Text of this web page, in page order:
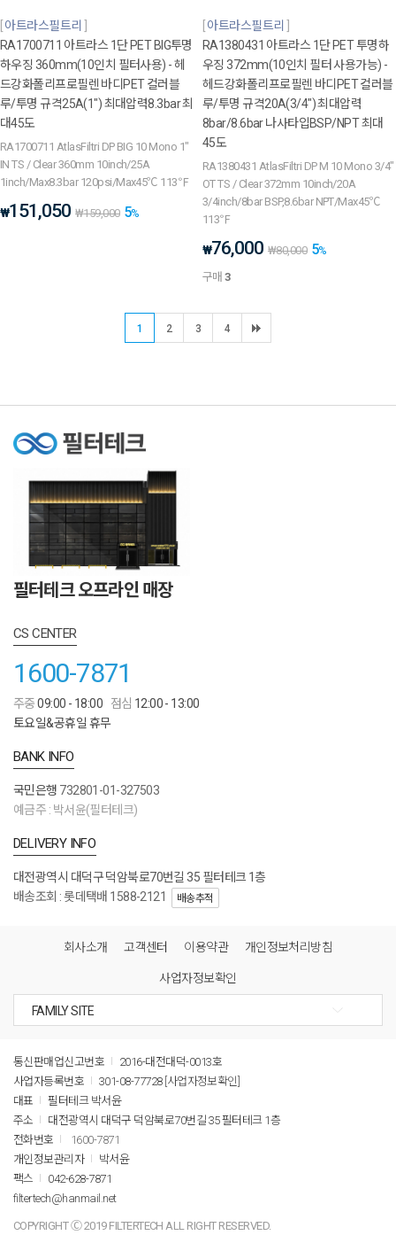
아트라스필트리
RA1700711 아트라스 1단 PET BIG투명
하우징 360mm(10인치 필터사용) - 헤
드강화폴리프로필렌 바디PET 컬러블
루/투명 규격25A(1") 최대압력8.3bar 최
대45도
RA1700711 AtlasFiltri DP BIG 10 Mono 1"
IN TS / Clear 360mm 10inch/25A
1inch/Max8.3bar 120psi/Max45℃ 113℉
₩151,050 ₩159,000 5%
아트라스필트리
RA1380431 아트라스 1단 PET 투명하
우징 372mm(10인치 필터 사용가능) -
헤드강화폴리프로필렌 바디PET 컬러블
루/투명 규격20A(3/4") 최대압력
8bar/8.6bar 나사타입BSP/NPT 최대
45도
RA1380431 AtlasFiltri DP M 10 Mono 3/4"
OT TS / Clear 372mm 10inch/20A
3/4inch/8bar BSP,8.6bar NPT/Max45℃
113℉
₩76,000 ₩80,000 5%
구매3
1 2 3 4
필터테크 오프라인 매장
CS CENTER
1600-7871
주중09:00 - 18:00 점심 12:00 - 13:00
토요일&공휴일 휴무
BANK INFO
국민은행 732801-01-327503
예금주 : 박서윤(필터테크)
DELIVERY INFO
대전광역시 대덕구 덕암북로70번길 35 필터테크 1층
배송조회 : 롯데택배 1588-2121
배송추적
회사소개 고객센터 이용약관 개인정보처리방침
사업자정보확인
통신판매업신고번호
2016-대전대덕-0013호
사업자등록번호
301-08-77728 [사업자정보확인]
대표
필터테크 박서윤
주소
대전광역시 대덕구 덕암북로70번길 35 필터테크 1층
전화번호
1600-7871
개인정보관리자
박서윤
팩스
042-628-7871
filtertech@hanmail.net
COPYRIGHT Ⓒ 2019 FILTERTECH ALL RIGHT RESERVED.